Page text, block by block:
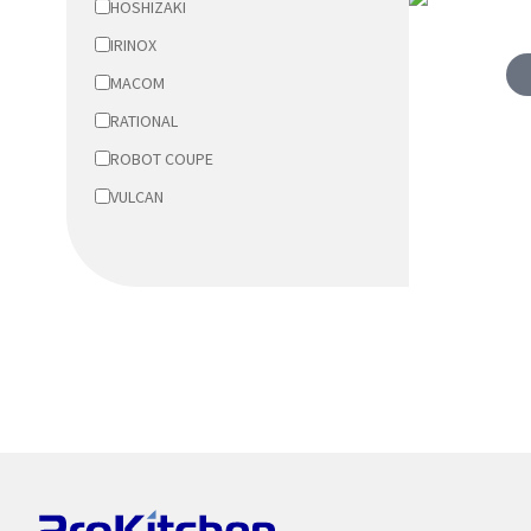
HOSHIZAKI
IRINOX
MACOM
RATIONAL
ROBOT COUPE
VULCAN